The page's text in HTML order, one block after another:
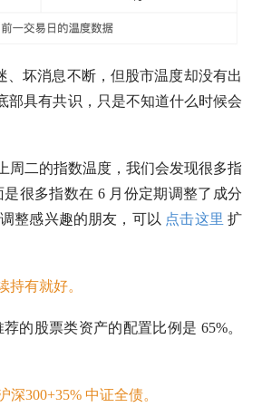
、坏消息不断，但股市温度却没有出
部具有共识，只是不知道什么时候会
周二的指数温度，我们会发现很多指
很多指数在 6 月份定期调整了成分
整感兴趣的朋友，可以 点击这里 扩
有就好。
的股票类资产的配置比例是 65%。
深300+35% 中证全债。